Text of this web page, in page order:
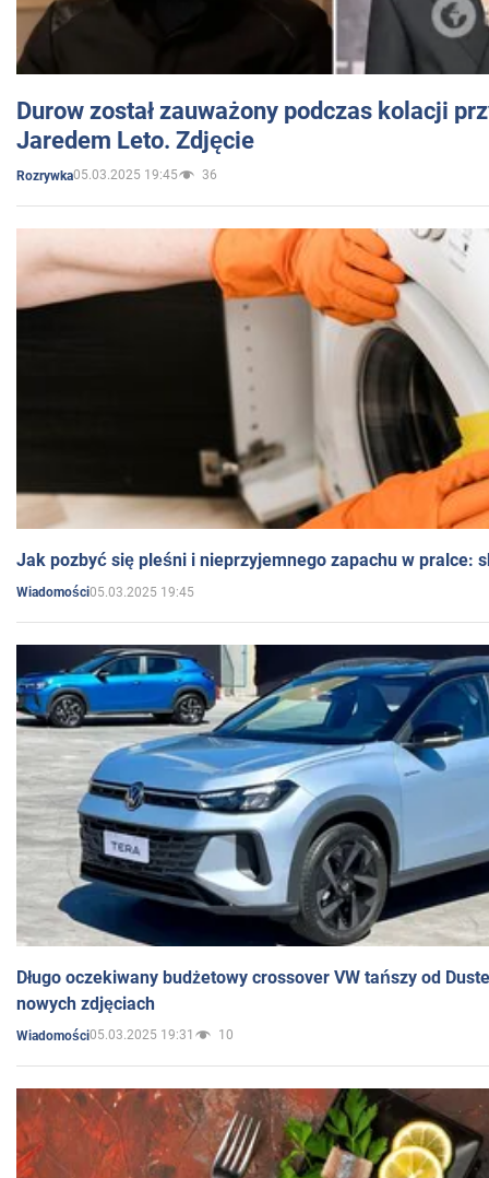
Durow został zauważony podczas kolacji
Jaredem Leto. Zdjęcie
Rozrywka05.03.2025 19:45 36
Jak pozbyć się pleśni i nieprzyjemnego zapachu w pralce:
Wiadomości05.03.2025 19:45
Długo oczekiwany budżetowy crossover VW tańszy od
nowych zdjęciach
Wiadomości05.03.2025 19:31 10